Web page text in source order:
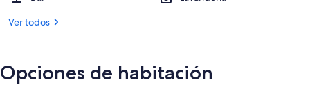
Ver todos
Opciones de habitación